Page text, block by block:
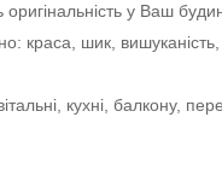
оригінальність у Ваш
шик, вишуканість,
кухні, балкону,